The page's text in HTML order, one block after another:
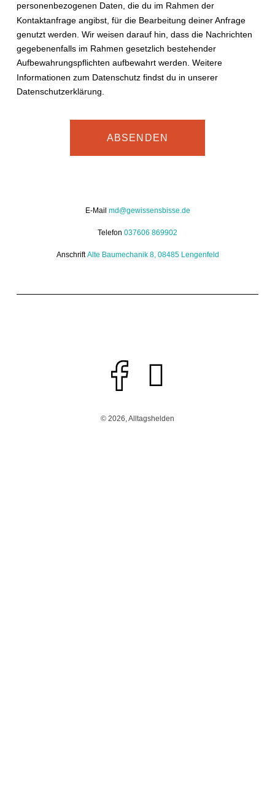
personenbezogenen Daten, die du im Rahmen der
Kontaktanfrage angibst, für die Bearbeitung deiner Anfrage
genutzt werden. Wir weisen darauf hin, dass die Nachrichten
gegebenenfalls im Rahmen gesetzlich bestehender
Aufbewahrungspflichten aufbewahrt werden. Weitere
Informationen zum Datenschutz findst du in unserer
Datenschutzerklärung.
ABSENDEN
E-Mail md@gewissensbisse.de
Telefon 037606 869902
AnschriftAlte Baumechanik 8, 08485 Lengenfeld
© 2026, Alltagshelden